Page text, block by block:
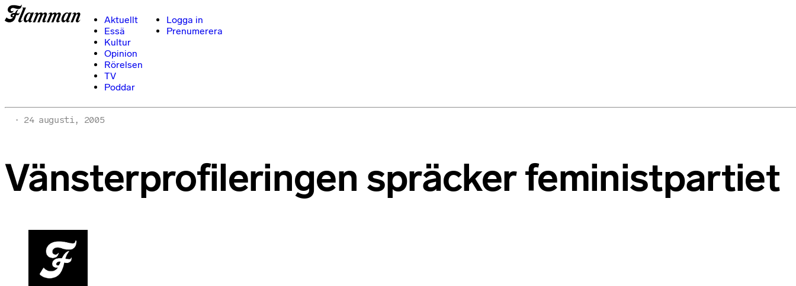
Aktuellt
Essä
Kultur
Opinion
Rörelsen
TV
Poddar
Logga in
Prenumerera
24 augusti, 2005
Vänsterprofileringen spräcker feministpartiet